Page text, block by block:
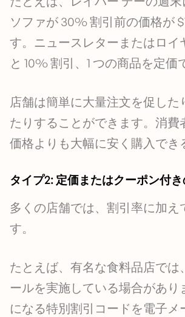
ソファが 30% 割引前の価格が
す。ニュースレターまたはロイ
と 10% 割引、1 つの商品を定
店舗は簡単に大量注文を促し
たりすることができます。消費
価格よりも大幅に安く購入でき
タイプ2: 定価またはクーポン付き
多くの店舗では、割引率に加
す。
たとえば、有名な食料品店で
ールを実施している場合があり
になる特別割引コードを電子メ